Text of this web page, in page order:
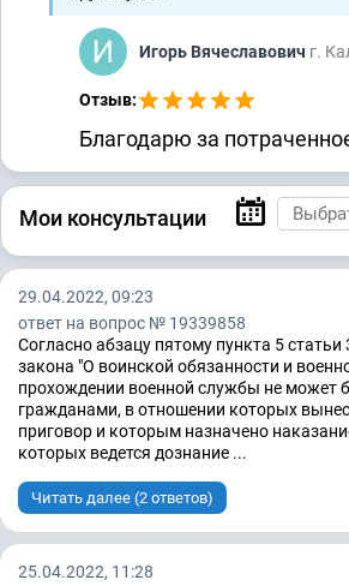
Игорь Вячеславович г.
Отзыв:
Благодарю за
Мои консультации
29.04.2022, 09:23
ответ на вопрос № 19339858
Согласно абзацу пятому пункта 5
закона "О воинской обязанности и
прохождении военной службы не может
гражданами, в отношении которых
приговор и которым назначено
которых ведется дознание ...
Читать далее (2 ответов)
25.04.2022, 11:28